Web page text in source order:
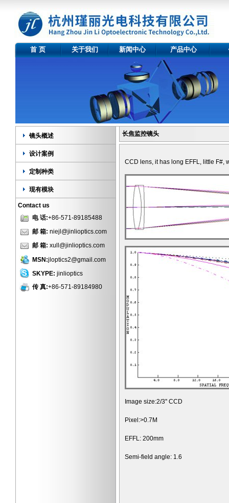
首 页 关于我们 新闻中心 产品中心
光学元件
产品种类
镜头概述
设计案例
定制种类
现有模块
Contact us
电 话:+86-571-89185488
邮 箱: niejl@jinlioptics.com
邮 箱: xull@jinlioptics.com
MSN:jloptics2@gmail.com
SKYPE: jinlioptics
传 真:+86-571-89184980
长焦监控镜头
CCD lens, it has long EFFL, little F#,
Image size:2/3'' CCD
Pixel:>0.7M
EFFL: 200mm
Semi-field angle: 1.6